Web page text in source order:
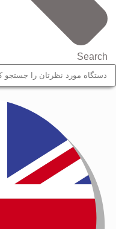
Search